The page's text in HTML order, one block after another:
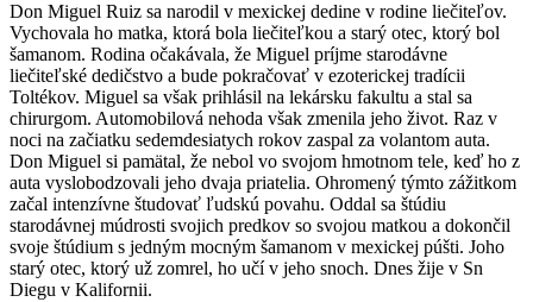
Don Miguel Ruiz sa narodil v mexickej dedine v rodine liečiteľov.
Vychovala ho matka, ktorá bola liečiteľkou a starý otec, ktorý bol
šamanom. Rodina očakávala, že Miguel príjme starodávne
liečiteľské dedičstvo a bude pokračovať v ezoterickej tradícii
Toltékov. Miguel sa však prihlásil na lekársku fakultu a stal sa
chirurgom. Automobilová nehoda však zmenila jeho život. Raz v
noci na začiatku sedemdesiatych rokov zaspal za volantom auta.
Don Miguel si pamätal, že nebol vo svojom hmotnom tele, keď ho z
auta vyslobodzovali jeho dvaja priatelia. Ohromený týmto zážitkom
začal intenzívne študovať ľudskú povahu. Oddal sa štúdiu
starodávnej múdrosti svojich predkov so svojou matkou a dokončil
svoje štúdium s jedným mocným šamanom v mexickej púšti. Joho
starý otec, ktorý už zomrel, ho učí v jeho snoch. Dnes žije v Sn
Diegu v Kalifornii.